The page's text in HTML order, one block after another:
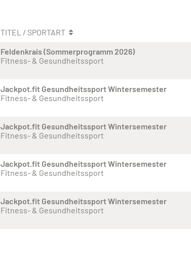
TITEL / SPORTART
Feldenkrais (Sommerprogramm 2026)
Fitness- & Gesundheitssport
Jackpot.fit Gesundheitssport Wintersemester
Fitness- & Gesundheitssport
Jackpot.fit Gesundheitssport Wintersemester
Fitness- & Gesundheitssport
Jackpot.fit Gesundheitssport Wintersemester
Fitness- & Gesundheitssport
Jackpot.fit Gesundheitssport Wintersemester
Fitness- & Gesundheitssport